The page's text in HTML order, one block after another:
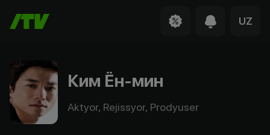
UZ
Ким Ён-мин
Aktyor, Rejissyor, Prodyuser